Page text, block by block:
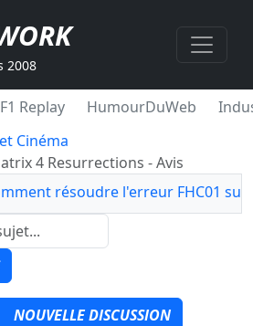
2008
F1 Replay HumourDuWeb
Cinéma
4 Resurrections - Avis
résoudre l'erreur FHC01 sur
NOUVELLE DISCUSSION